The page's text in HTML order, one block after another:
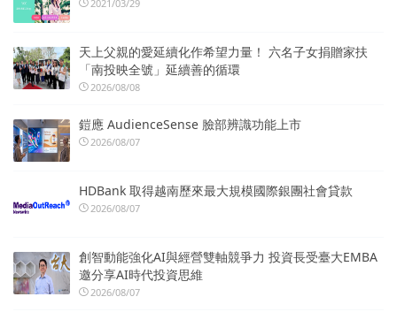
2021/03/29
天上父親的愛延續化作希望力量！ 六名子女捐贈家扶
「南投映全號」延續善的循環
2026/08/08
鎧應 AudienceSense 臉部辨識功能上市
2026/08/07
HDBank 取得越南歷來最大規模國際銀團社會貸款
2026/08/07
創智動能強化AI與經營雙軸競爭力 投資長受臺大EMBA
邀分享AI時代投資思維
2026/08/07